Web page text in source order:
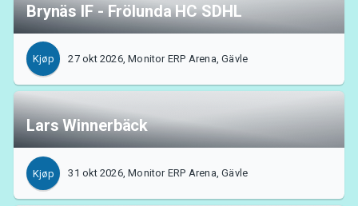
Brynäs IF - Frölunda HC SDHL
Kjøp 27 okt 2026, Monitor ERP Arena, Gävle
Lars Winnerbäck
Kjøp 31 okt 2026, Monitor ERP Arena, Gävle